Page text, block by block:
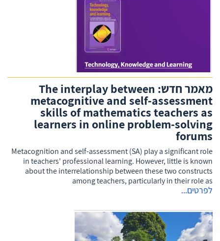
מאמר חדש: The interplay between
metacognitive and self-assessment
skills of mathematics teachers as
learners in online problem-solving
forums
Metacognition and self-assessment (SA) play a significant role
in teachers' professional learning. However, little is known
about the interrelationship between these two constructs
among teachers, particularly in their role as
לפרטים...